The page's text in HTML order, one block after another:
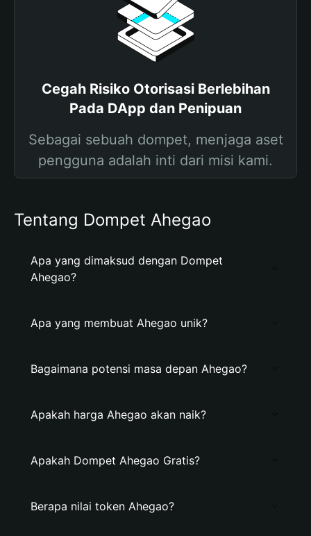
Cegah Risiko Otorisasi Berlebihan
Pada DApp dan Penipuan
Sebagai sebuah dompet, menjaga aset
pengguna adalah inti dari misi kami.
Tentang Dompet Ahegao
Apa yang dimaksud dengan Dompet
Ahegao?
Apa yang membuat Ahegao unik?
Bagaimana potensi masa depan Ahegao?
Apakah harga Ahegao akan naik?
Apakah Dompet Ahegao Gratis?
Berapa nilai token Ahegao?